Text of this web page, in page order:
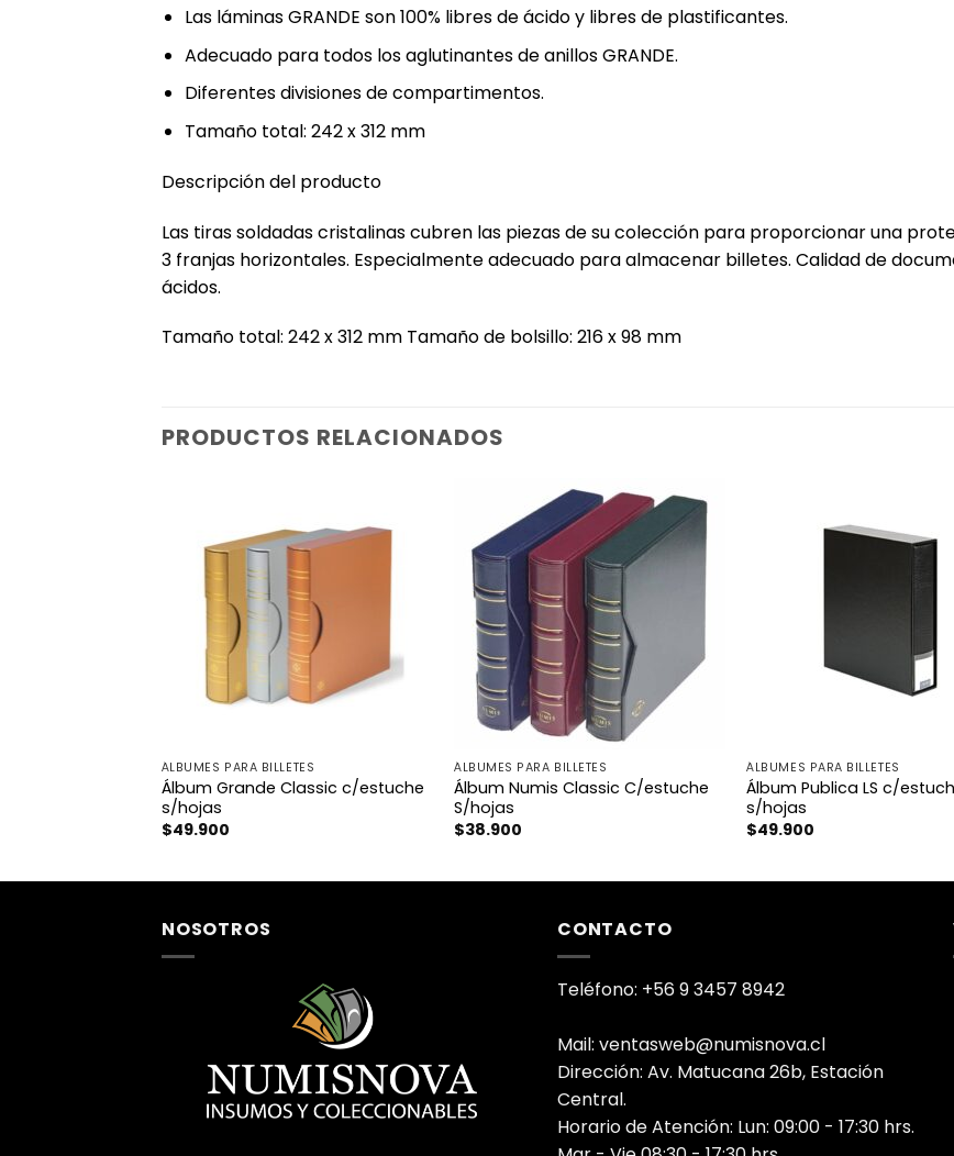
‎Las láminas GRANDE son 100% libres de ácido y libres de plastificantes‎.
Adecuado para todos los aglutinantes de anillos‎ GRANDE.
Diferentes divisiones de compartimentos‎.
Tamaño total: 242 x 312 mm
‎Descripción del producto‎
‎Las tiras soldadas cristalinas cubren las piezas de su colección para proporcionar una
3 franjas horizontales. Especialmente adecuado para almacenar billetes. Calidad de
ácidos. ‎
‎Tamaño total: 242 x 312 mm Tamaño de bolsillo: 216 x 98 mm‎
PRODUCTOS RELACIONADOS
ÁLBUMES PARA BILLETES
Álbum Grande Classic c/estuche
s/hojas
$49.900
ÁLBUMES PARA BILLETES
Álbum Numis Classic C/estuche
S/hojas
$38.900
ÁLBUMES PARA BILLETES
Álbum Publica LS c/
s/hojas
$49.900
NOSOTROS CONTACTO
Teléfono: +56 9 3457 8942
Mail: ventasweb@numisnova.cl
Dirección: Av. Matucana 26b, Estación
Central.
Horario de Atención: Lun: 09:00 - 17:30 hrs.